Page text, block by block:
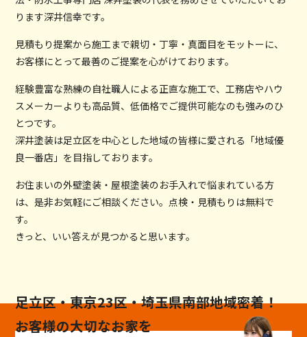
ります深井信幸です。
見積もり提案から施工まで親切・丁寧・真面目をモットーに、
お客様にとって最善のご提案を心がけております。
経験豊富な熟練の自社職人による正直な施工で、工務店やハウ
スメーカーよりも高品質、低価格でご提供可能なのも強みのひ
とつです。
深井塗装は足立区を中心とした地域の皆様に愛される「地域優
良一番店」を目指しております。
お住まいの外壁塗装・屋根塗装のお手入れで悩まれている方
は、是非お気軽にご相談ください。点検・見積もりは無料で
す。
きっと、いい答えが見つかると思います。
足立区・東京23区・埼玉県南部地域密着！
お客様の大切なお家を